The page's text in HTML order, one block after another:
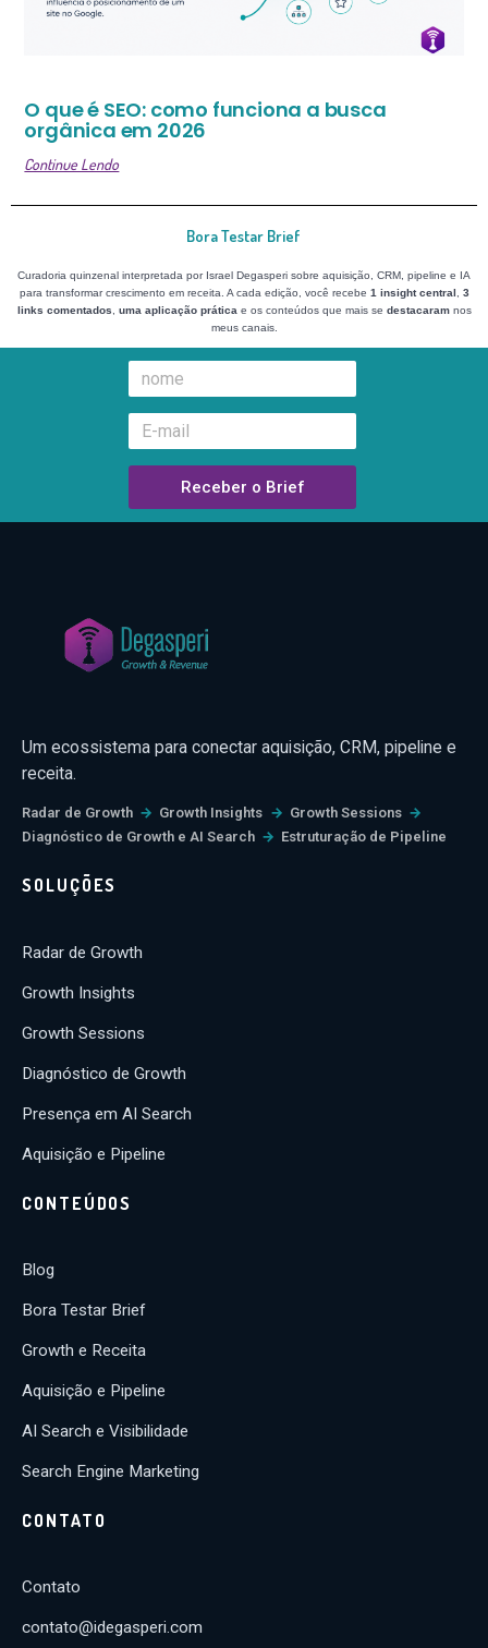
O que é SEO: como funciona a busca
orgânica em 2026
Continue Lendo
Bora Testar Brief
Curadoria quinzenal interpretada por Israel Degasperi sobre aquisição, CRM, pipeline e IA
para transformar crescimento em receita. A cada edição, você recebe 1 insight central , 3
links comentados, uma aplicação práticae os conteúdos que mais se destacaramnos
meus canais.
Receber o Brief
Um ecossistema para conectar aquisição, CRM, pipeline e
receita.
Radar de Growth → Growth Insights → Growth Sessions →
Diagnóstico de Growth e AI Search → Estruturação de Pipeline
SOLUÇÕES
Radar de Growth
Growth Insights
Growth Sessions
Diagnóstico de Growth
Presença em AI Search
Aquisição e Pipeline
CONTEÚDOS
Blog
Bora Testar Brief
Growth e Receita
Aquisição e Pipeline
AI Search e Visibilidade
Search Engine Marketing
CONTATO
Contato
contato@idegasperi.com